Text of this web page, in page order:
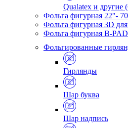
Qualatex и
Фольга фигурная 22"-
Фольга фигурная 3D
Фольга фигурная B-PAD
Фольгированные
Гирлянды
Шар буква
Шар надпись